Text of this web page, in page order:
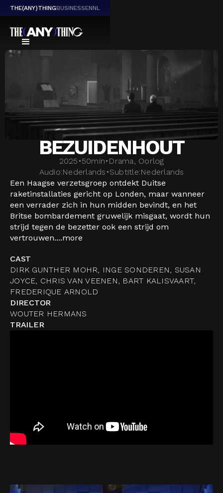
THE(ANY)THINGBUSINESSENNL
BEZUIDENHOUT
2025 •50min• Drama, Oorlog
Audio:Nederlands •Subtitle:Nederlands
Een Haagse verzetsgroep ontdekt Duitse
raketinstallaties gericht op Londen, maar wanneer
een verrader zich in hun midden bevindt, en het
Britse bombardement gruwelijk misgaat, wordt hun
strijd tegen de bezetter ook een strijd om
vertrouwen....more
CAST
DIRK GUNTHER MOHR, INGE SONDEREN, SUSAN
JOYCE, CHRIS VAN VEENEN, BART KALISVAART,
FREDERIQUE ARNOLD
DIRECTOR
WOUTER HERMANS
TRAILER